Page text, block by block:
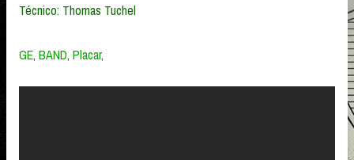
Técnico: Thomas Tuchel
GE, BAND, Placar,